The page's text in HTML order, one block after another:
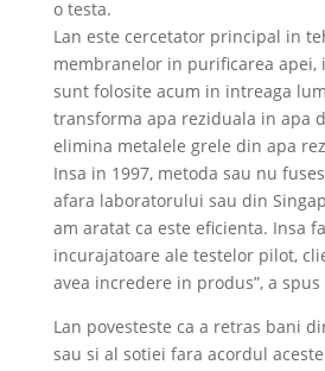
o testa.
Lan este cercetator principal in
membranelor in purificarea apei,
sunt folosite acum in intreaga
transforma apa reziduala in apa
elimina metalele grele din apa
Insa in 1997, metoda sau nu
afara laboratorului sau din
am aratat ca este eficienta. Insa
incurajatoare ale testelor pilot,
avea incredere in produs”, a spus
Lan povesteste ca a retras bani
sau si al sotiei fara acordul